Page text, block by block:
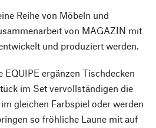
Reihe von Möbeln und
von MAGAZIN mit
und produziert werden.
EQUIPE ergänzen Tischdecken
im Set vervollständigen die
gleichen Farbspiel oder werden
so fröhliche Laune mit auf